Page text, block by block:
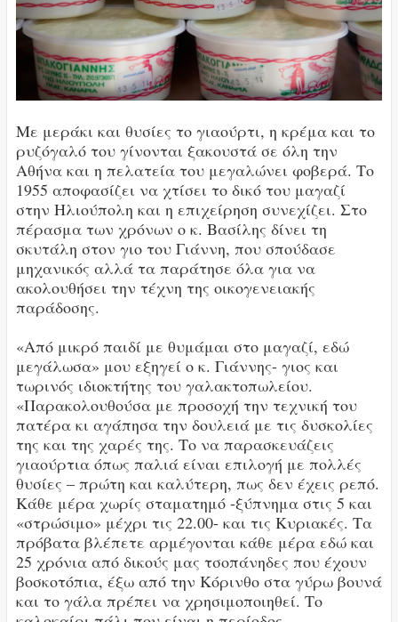
Με μεράκι και θυσίες το γιαούρτι, η κρέμα και το
ρυζόγαλό του γίνονται ξακουστά σε όλη την
Αθήνα και η πελατεία του μεγαλώνει φοβερά. Το
1955 αποφασίζει να χτίσει το δικό του μαγαζί
στην Ηλιούπολη και η επιχείρηση συνεχίζει. Στο
πέρασμα των χρόνων ο κ. Βασίλης δίνει τη
σκυτάλη στον γιο του Γιάννη, που σπούδασε
μηχανικός αλλά τα παράτησε όλα για να
ακολουθήσει την τέχνη της οικογενειακής
παράδοσης.
«Από μικρό παιδί με θυμάμαι στο μαγαζί, εδώ
μεγάλωσα» μου εξηγεί ο κ. Γιάννης- γιος και
τωρινός ιδιοκτήτης του γαλακτοπωλείου.
«Παρακολουθούσα με προσοχή την τεχνική του
πατέρα κι αγάπησα την δουλειά με τις δυσκολίες
της και της χαρές της. Το να παρασκευάζεις
γιαούρτια όπως παλιά είναι επιλογή με πολλές
θυσίες – πρώτη και καλύτερη, πως δεν έχεις ρεπό.
Κάθε μέρα χωρίς σταματημό -ξύπνημα στις 5 και
«στρώσιμο» μέχρι τις 22.00- και τις Κυριακές. Τα
πρόβατα βλέπετε αρμέγονται κάθε μέρα εδώ και
25 χρόνια από δικούς μας τσοπάνηδες που έχουν
βοσκοτόπια, έξω από την Κόρινθο στα γύρω βουνά
και το γάλα πρέπει να χρησιμοποιηθεί. Το